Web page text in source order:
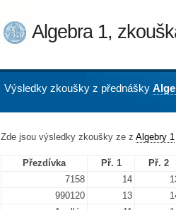
Algebra 1,
Výsledky zkoušky z přednášky
Zde jsou výsledky zkoušky ze z Algebry 1
Přezdívka Př. 1 Př. 2
7158
14
990120
13